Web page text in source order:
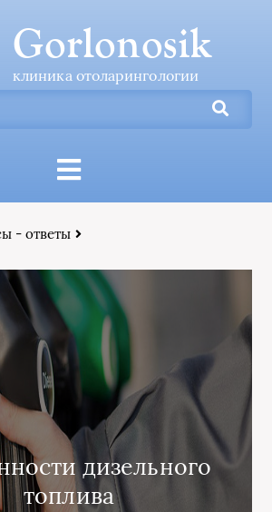
Gorlonosik
клиника отоларингологии
- ответы
дизельного
топлива